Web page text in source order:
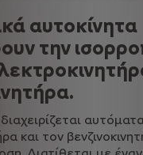
αυτοκίνητα
την
και τον